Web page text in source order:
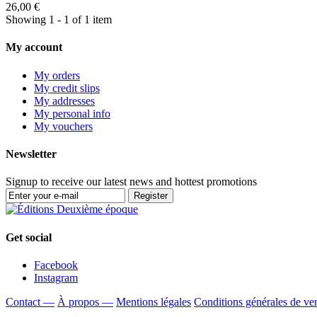
26,00 €
Showing 1 - 1 of 1 item
My account
My orders
My credit slips
My addresses
My personal info
My vouchers
Newsletter
Signup to receive our latest news and hottest promotions
Register
Get social
Facebook
Instagram
Contact — À propos — Mentions légales Conditions générales de